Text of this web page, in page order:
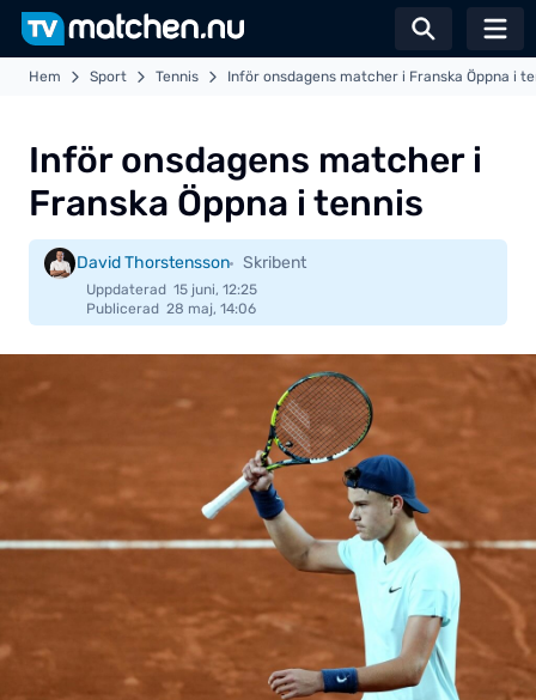
Växla
Hem Sport Tennis Inför onsdagens matcher i Franska Öppna i
Inför onsdagens matcher i
Franska Öppna i tennis
David Thorstensson Skribent
Uppdaterad 15 juni, 12:25
Publicerad 28 maj, 14:06